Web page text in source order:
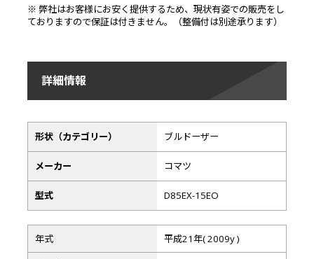
※ 弊社はお客様にお安く提供するため、現状有姿での販売をし
ておりますので保証は付きません。（整備付は別途承ります）
詳細情報
形状（カテゴリー） ブルドーザー
メーカー コマツ
型式 D85EX-15EO
年式 平成21年( 2009y )